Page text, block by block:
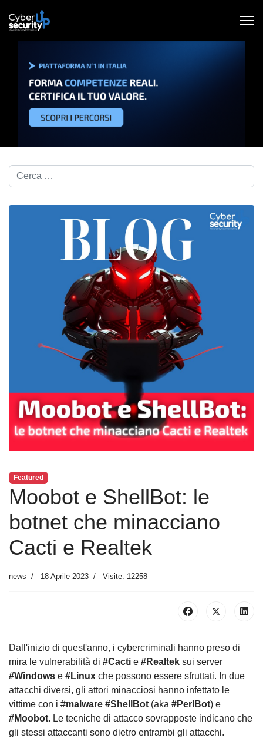
Cerca nel blog...
Featured
Moobot e ShellBot: le
botnet che minacciano
Cacti e Realtek
news 18 Aprile 2023 Visite: 12258
Dall'inizio di quest'anno, i cybercriminali hanno preso di
mira le vulnerabilità di #Cacti e #Realtek sui server
#Windows e #Linux che possono essere sfruttati. In due
attacchi diversi, gli attori minacciosi hanno infettato le
vittime con i #malware #ShellBot (aka #PerlBot) e
#Moobot. Le tecniche di attacco sovrapposte indicano che
gli stessi attaccanti sono dietro entrambi gli attacchi.